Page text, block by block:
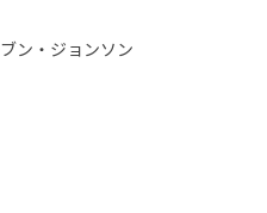
ン・ジョンソン